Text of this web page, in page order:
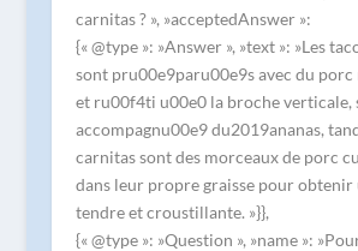
carnitas ? », »acceptedAnswer »:
{« @type »: »Answer », »text »: »Les
sont pru00e9paru00e9s avec du
et ru00f4ti u00e0 la broche verticale,
accompagnu00e9 du2019ananas,
carnitas sont des morceaux de porc
dans leur propre graisse pour obtenir
tendre et croustillante. »}},
{« @type »: »Question », »name »: